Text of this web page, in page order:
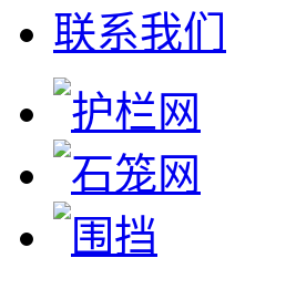
联系我们